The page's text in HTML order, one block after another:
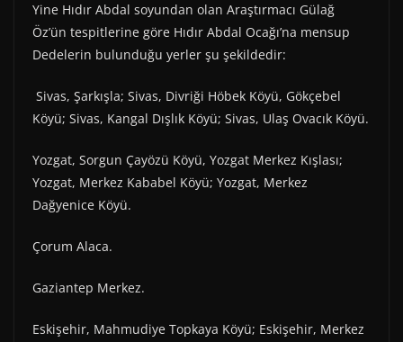
Yine Hıdır Abdal soyundan olan Araştırmacı Gülağ
Öz’ün tespitlerine göre Hıdır Abdal Ocağı’na mensup
Dedelerin bulunduğu yerler şu şekildedir:
Sivas, Şarkışla; Sivas, Divriği Höbek Köyü, Gökçebel
Köyü; Sivas, Kangal Dışlık Köyü; Sivas, Ulaş Ovacık Köyü.
Yozgat, Sorgun Çayözü Köyü, Yozgat Merkez Kışlası;
Yozgat, Merkez Kababel Köyü; Yozgat, Merkez
Dağyenice Köyü.
Çorum Alaca.
Gaziantep Merkez.
Eskişehir, Mahmudiye Topkaya Köyü; Eskişehir, Merkez